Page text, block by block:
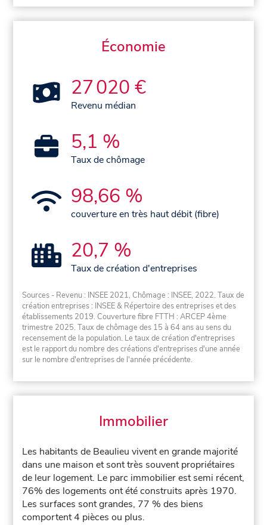
Économie
27 020 €
Revenu médian
5,1 %
Taux de chômage
98,66 %
couverture en très haut débit (fibre)
20,7 %
Taux de création d'entreprises
Sources - Revenu : INSEE 2021, Chômage : INSEE, 2022. Taux de
création entreprises : INSEE & Répertoire des entreprises et des
établissements 2019. Couverture fibre FTTH : ARCEP 4ème
trimestre 2025. Taux de chômage des 15 à 64 ans au sens du
recensement de la population. Le taux de création d'entreprises
est le rapport du nombre des créations d'entreprises d'une année
sur le nombre d'entreprises de l'année précédente.
Immobilier
Les habitants de Beaulieu vivent en grande majorité
dans une maison et sont très souvent propriétaires
de leur logement. Le parc immobilier est semi récent,
76% des logements ont été construits après 1970.
Les surfaces sont grandes, 77 % des biens
comportent 4 pièces ou plus.